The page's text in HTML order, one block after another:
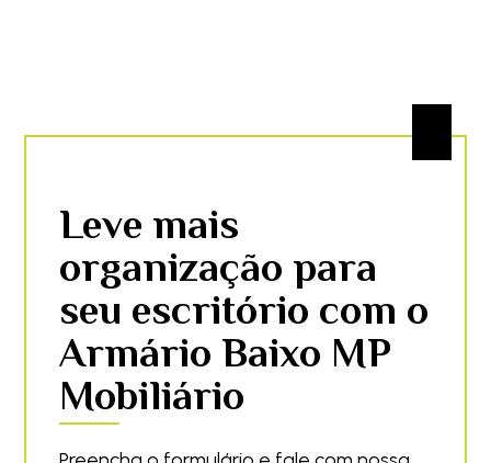
Leve mais
organização para
seu escritório com o
Armário Baixo MP
Mobiliário